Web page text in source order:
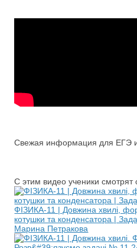
Свежая информация для ЕГЭ
С этим видео ученики
ФІЗИКА-11 | Довжина хвилі,
котушки та конденсатора |
Марина Петракова